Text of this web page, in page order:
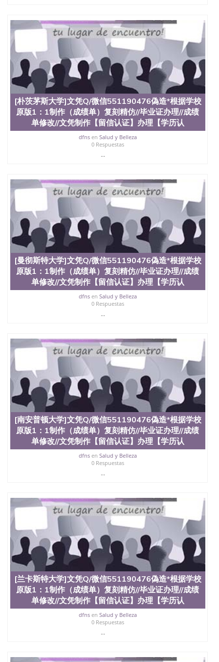
[朴茨茅斯大学]文凭Q/微信551190476偽造*根据学校
原版1：1制作（成绩单）复刻精仿//毕业证办理//成绩
单修改//文凭制作【留信认证】办理【学历认
dfnsen Salud y Belleza
0 Respuestas
...
[曼彻斯特大学]文凭Q/微信551190476偽造*根据学校
原版1：1制作（成绩单）复刻精仿//毕业证办理//成绩
单修改//文凭制作【留信认证】办理【学历认
dfnsen Salud y Belleza
0 Respuestas
...
[南安普顿大学]文凭Q/微信551190476偽造*根据学校
原版1：1制作（成绩单）复刻精仿//毕业证办理//成绩
单修改//文凭制作【留信认证】办理【学历认
dfnsen Salud y Belleza
0 Respuestas
...
[兰卡斯特大学]文凭Q/微信551190476偽造*根据学校
原版1：1制作（成绩单）复刻精仿//毕业证办理//成绩
单修改//文凭制作【留信认证】办理【学历认
dfnsen Salud y Belleza
0 Respuestas
...